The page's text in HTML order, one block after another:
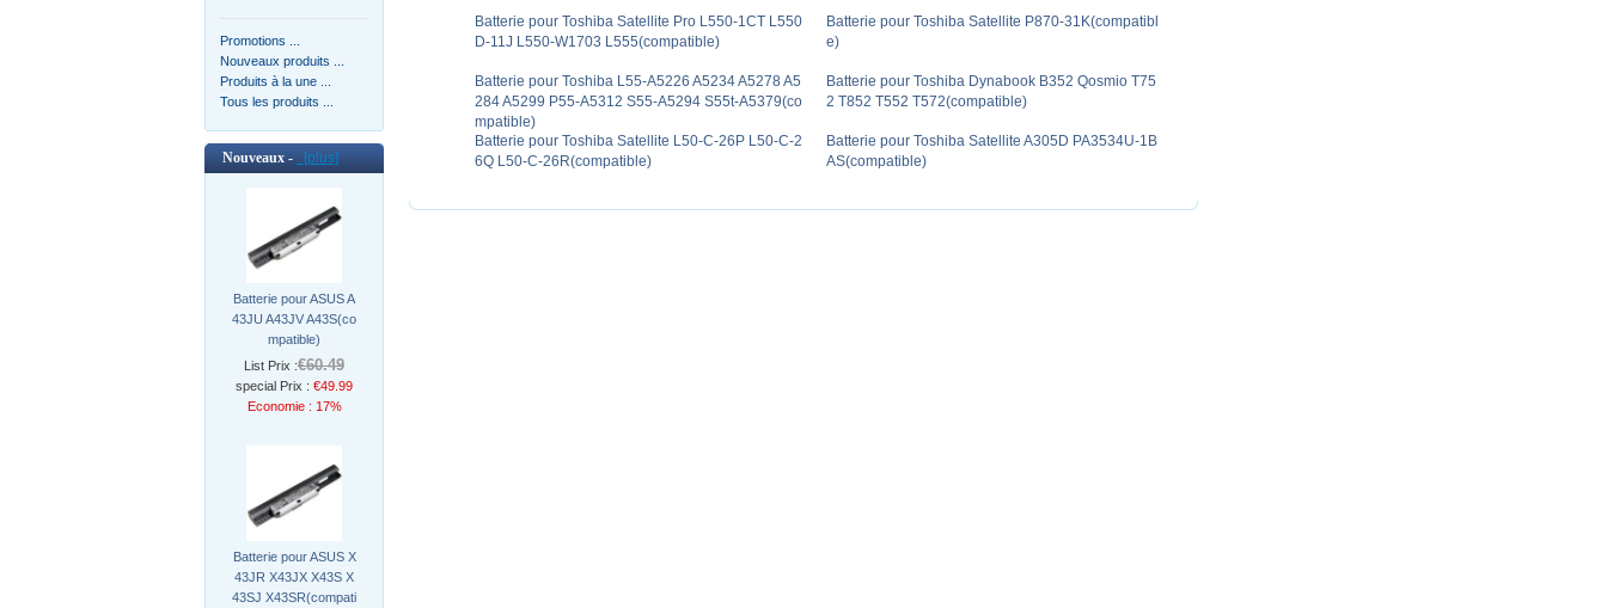
Promotions ...
Nouveaux produits ...
Produits à la une ...
Tous les produits ...
Nouveaux - [plus]
Batterie pour ASUS A
43JU A43JV A43S(co
mpatible)
List Prix :€60.49
special Prix : €49.99
Economie : 17%
Batterie pour ASUS X
43JR X43JX X43S X
43SJ X43SR(compati
Batterie pour Toshiba Satellite Pro L550-1CT L550
D-11J L550-W1703 L555(compatible)
Batterie pour Toshiba Satellite P870-31K(compatibl
e)
Batterie pour Toshiba L55-A5226 A5234 A5278 A5
284 A5299 P55-A5312 S55-A5294 S55t-A5379(co
mpatible)
Batterie pour Toshiba Dynabook B352 Qosmio T75
2 T852 T552 T572(compatible)
Batterie pour Toshiba Satellite L50-C-26P L50-C-2
6Q L50-C-26R(compatible)
Batterie pour Toshiba Satellite A305D PA3534U-1B
AS(compatible)